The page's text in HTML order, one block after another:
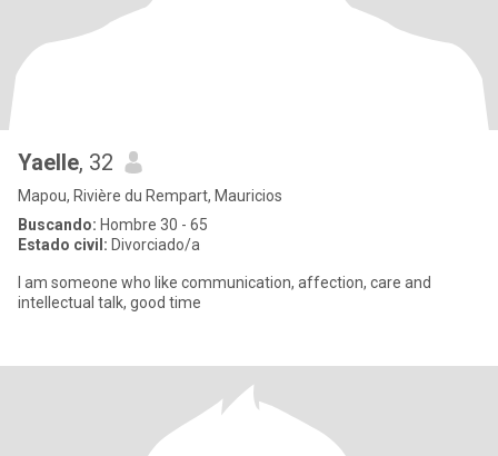
Yaelle, 32
Mapou, Rivière du Rempart, Mauricios
Buscando: Hombre 30 - 65
Estado civil: Divorciado/a
I am someone who like communication, affection, care and
intellectual talk, good time